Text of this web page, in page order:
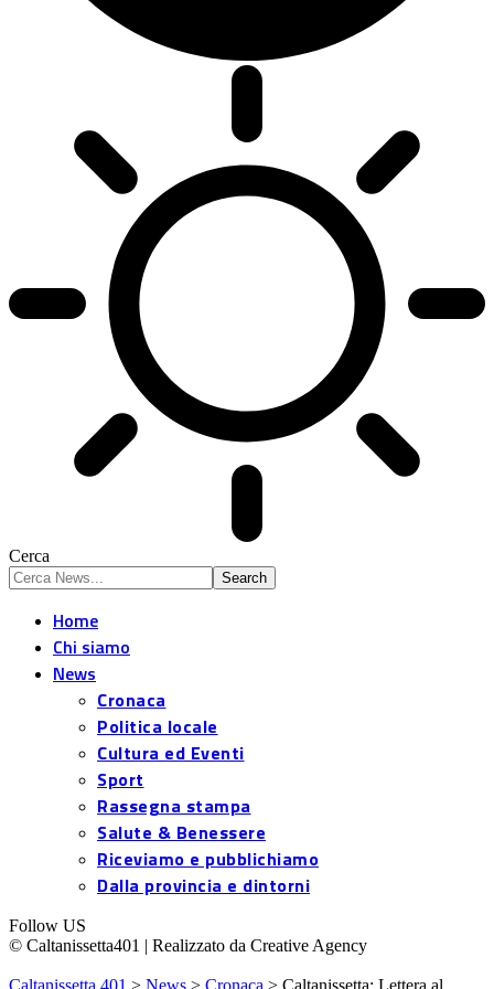
Cerca
Home
Chi siamo
News
Cronaca
Politica locale
Cultura ed Eventi
Sport
Rassegna stampa
Salute & Benessere
Riceviamo e pubblichiamo
Dalla provincia e dintorni
Follow US
© Caltanissetta401 | Realizzato da Creative Agency
Caltanissetta 401 > News > Cronaca > Caltanissetta: Lettera al